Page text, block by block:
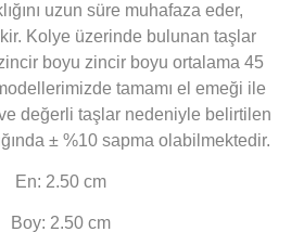
uzun süre muhafaza eder,
Kolye üzerinde bulunan taşlar
boyu zincir boyu ortalama 45
tamamı el emeği ile
değerli taşlar nedeniyle belirtilen
± %10 sapma olabilmektedir.
En: 2.50 cm
Boy: 2.50 cm